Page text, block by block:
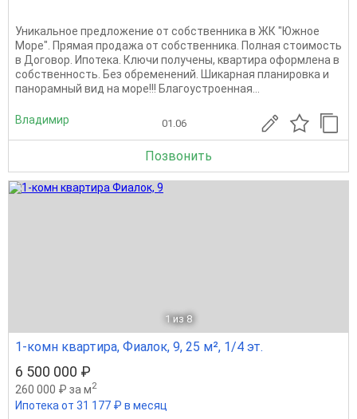
Уникальное предложение от собственника в ЖК "Южное
Море". Прямая продажа от собственника. Полная стоимость
в Договор. Ипотека. Ключи получены, квартира оформлена в
собственность. Без обременений. Шикарная планировка и
панорамный вид на море!!! Благоустроенная...
Владимир 01.06
Позвонить
1 из 8
1-комн квартира, Фиалок, 9, 25 м², 1/4 эт.
6 500 000 ₽
260 000 ₽ за м2
Ипотека от 31 177 ₽ в месяц